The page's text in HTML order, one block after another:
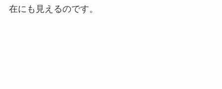
在にも見えるのです。